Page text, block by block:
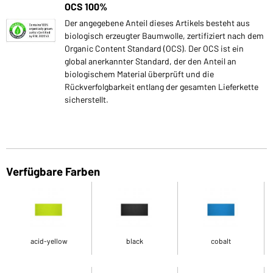
OCS 100%
Der angegebene Anteil dieses Artikels besteht aus
biologisch erzeugter Baumwolle, zertifiziert nach dem
Organic Content Standard (OCS). Der OCS ist ein
global anerkannter Standard, der den Anteil an
biologischem Material überprüft und die
Rückverfolgbarkeit entlang der gesamten Lieferkette
sicherstellt.
Verfügbare Farben
acid-yellow black cobalt